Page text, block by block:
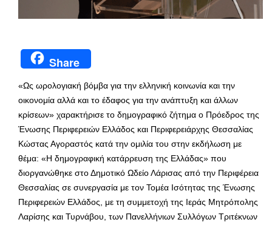
Share
«Ως ωρολογιακή βόμβα για την ελληνική κοινωνία και την
οικονομία αλλά και το έδαφος για την ανάπτυξη και άλλων
κρίσεων» χαρακτήρισε το δημογραφικό ζήτημα ο Πρόεδρος της
Ένωσης Περιφερειών Ελλάδος και Περιφερειάρχης Θεσσαλίας
Κώστας Αγοραστός κατά την ομιλία του στην εκδήλωση με
θέμα: «Η δημογραφική κατάρρευση της Ελλάδας» που
διοργανώθηκε στο Δημοτικό Ωδείο Λάρισας από την Περιφέρεια
Θεσσαλίας σε συνεργασία με τον Τομέα Ισότητας της Ένωσης
Περιφερειών Ελλάδος, με τη συμμετοχή της Ιεράς Μητρόπολης
Λαρίσης και Τυρνάβου, των Πανελλήνιων Συλλόγων Τριτέκνων